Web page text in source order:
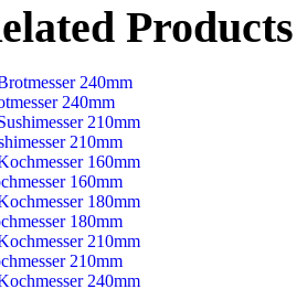
Products
240mm
210mm
160mm
180mm
210mm